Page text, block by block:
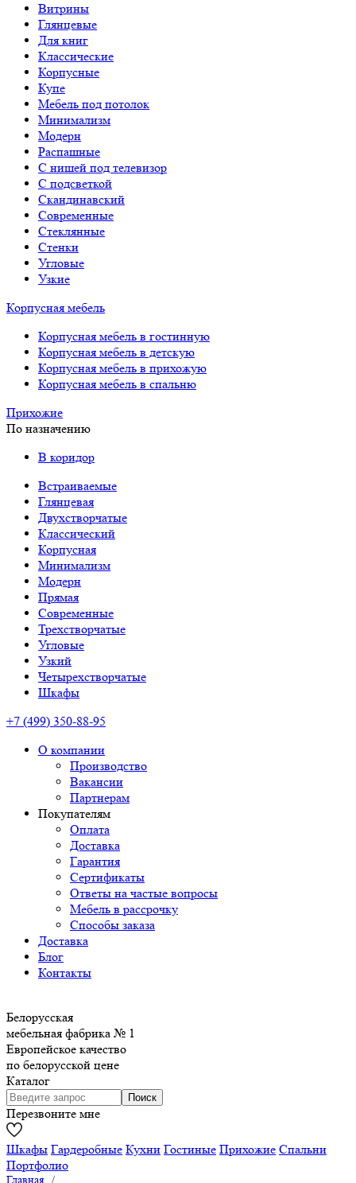
Витрины
Глянцевые
Для книг
Классические
Корпусные
Купе
Мебель под потолок
Минимализм
Модерн
Распашные
С нишей под телевизор
С подсветкой
Скандинавский
Современные
Стеклянные
Стенки
Угловые
Узкие
Корпусная мебель
Корпусная мебель в гостинную
Корпусная мебель в детскую
Корпусная мебель в прихожую
Корпусная мебель в спальню
Прихожие
По назначению
В коридор
Встраиваемые
Глянцевая
Двухстворчатые
Классический
Корпусная
Минимализм
Модерн
Прямая
Современные
Трехстворчатые
Угловые
Узкий
Четырехстворчатые
Шкафы
+7 (499) 350-88-95
О компании
Производство
Вакансии
Партнерам
Покупателям
Оплата
Доставка
Гарантия
Сертификаты
Ответы на частые вопросы
Мебель в рассрочку
Способы заказа
Доставка
Блог
Контакты
Белорусская
мебельная фабрика № 1
Европейское качество
по белорусской цене
Каталог
Перезвоните мне
Шкафы Гардеробные Кухни Гостиные Прихожие Спальни
Портфолио
Главная /